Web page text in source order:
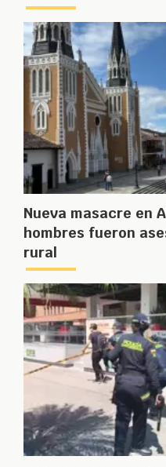
Nueva masacre en
hombres fueron
rural